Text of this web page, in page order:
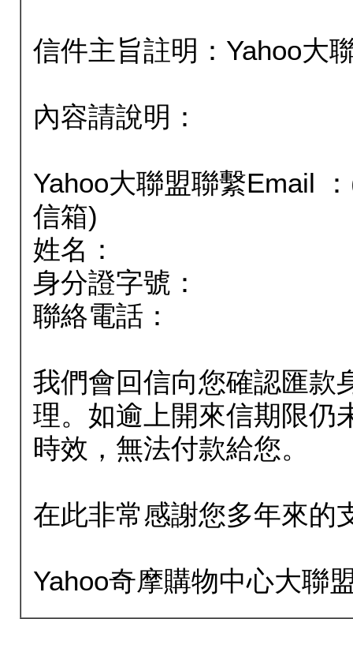
信件主旨註明：Yahoo大
內容請說明：
Yahoo大聯盟聯繫Email
信箱)
姓名：
身分證字號：
聯絡電話：
我們會回信向您確認匯款
理。如逾上開來信期限仍
時效，無法付款給您。
在此非常感謝您多年來的
Yahoo奇摩購物中心大